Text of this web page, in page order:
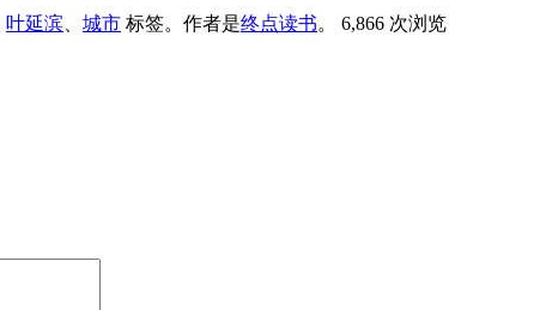
叶延滨 城市 标签。 作者是终点读书。 6,866 次浏览